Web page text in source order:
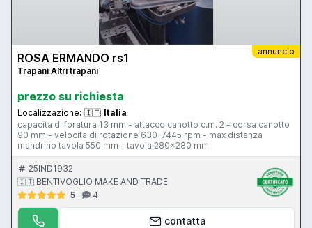
annuncio
ROSA ERMANDO rs1
Trapani Altri trapani
prezzo su richiesta
Localizzazione: 🇮🇹 Italia
capacita di foratura 13 mm - attacco canotto c.m. 2 - corsa canotto
90 mm - velocita di rotazione 630-7445 rpm - max distanza
mandrino tavola 550 mm - tavola 280x280 mm
25IND1932
🇮🇹 BENTIVOGLIO MAKE AND TRADE
5
4
contatta